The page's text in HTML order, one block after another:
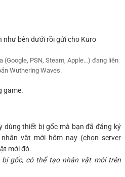
như bên dưới rồi gửi cho Kuro
(Google, PSN, Steam, Apple…) đang liên
Wuthering Waves.
game.
dùng thiết bị gốc mà bạn đã đăng ký
vật mới hôm nay (chọn server
mới đó.
gốc, có thể tạo nhân vật mới trên